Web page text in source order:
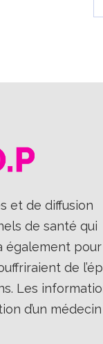
et de diffusion
de santé qui
également pour
de
Les
d’un